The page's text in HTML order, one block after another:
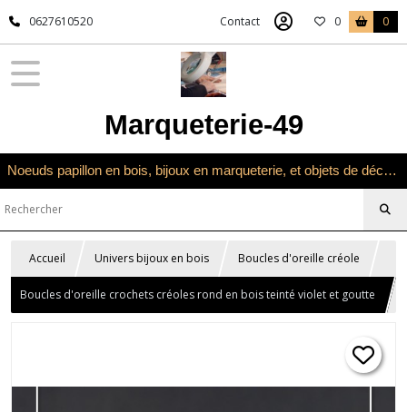
0627610520 Contact 0 0
Marqueterie-49
Noeuds papillon en bois, bijoux en marqueterie, et objets de décoration en marqueterie bois
Accueil Univers bijoux en bois Boucles d'oreille créole
Boucles d'oreille crochets créoles rond en bois teinté violet et goutte